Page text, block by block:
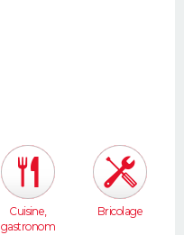
Cuisine,
gastronom
Bricolage